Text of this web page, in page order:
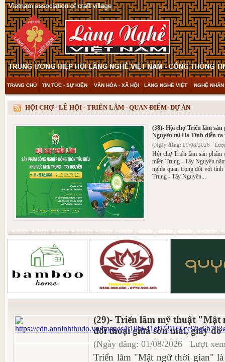
TRANG CHỦ TIN TỨC - SỰ KIỆN VĂN HÓA - XÃ HỘI LÀNG NGHỀ VIỆT NGHỆ
THAM KHẢO & KHÁM PHÁ VIDEO
HỘI CHỢ - LỄ HỘI - TRIỂN LÃM - QUAN ĐIỂM- DỰ ÁN
(38)- Hội chợ Triển lãm
Nguyên tại Hà Tĩnh diễn ra
(Ngày đăng: 09/08/2026
Hội chợ Triển lãm sản phẩm
miền Trung - Tây Nguyên
nghĩa quan trọng đối với
Trung - Tây Nguyên...
(29)- Triển lãm mỹ thuật "Mật
đối thoại giữa sơn mài, giấy dó
(Ngày đăng: 01/08/2026 Lượt
Triển lãm "Mật ngữ thời gian"